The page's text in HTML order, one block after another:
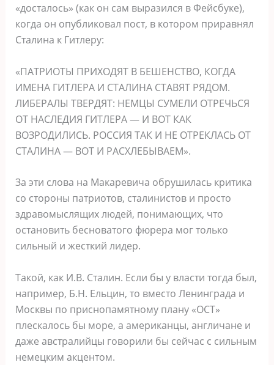
«досталось» (как он сам выразился в Фейсбуке),
когда он опубликовал пост, в котором приравнял
Сталина к Гитлеру:
«ПАТРИОТЫ ПРИХОДЯТ В БЕШЕНСТВО, КОГДА
ИМЕНА ГИТЛЕРА И СТАЛИНА СТАВЯТ РЯДОМ.
ЛИБЕРАЛЫ ТВЕРДЯТ: НЕМЦЫ СУМЕЛИ ОТРЕЧЬСЯ
ОТ НАСЛЕДИЯ ГИТЛЕРА — И ВОТ КАК
ВОЗРОДИЛИСЬ. РОССИЯ ТАК И НЕ ОТРЕКЛАСЬ ОТ
СТАЛИНА — ВОТ И РАСХЛЕБЫВАЕМ».
За эти слова на Макаревича обрушилась критика
со стороны патриотов, сталинистов и просто
здравомыслящих людей, понимающих, что
остановить бесноватого фюрера мог только
сильный и жесткий лидер.
Такой, как И.В. Сталин. Если бы у власти тогда был,
например, Б.Н. Ельцин, то вместо Ленинграда и
Москвы по приснопамятному плану «ОСТ»
плескалось бы море, а американцы, англичане и
даже австралийцы говорили бы сейчас с сильным
немецким акцентом.